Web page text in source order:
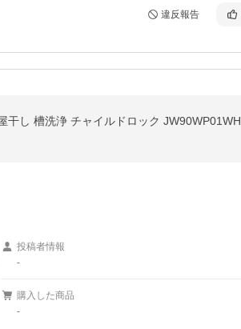
違反報告
し 槽洗浄 チャイルドロック JW90WP01WH
投稿者情報
-
購入した商品
-